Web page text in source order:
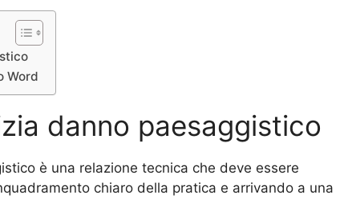
Word
danno paesaggistico​
è una relazione tecnica che deve essere
chiaro della pratica e arrivando a una